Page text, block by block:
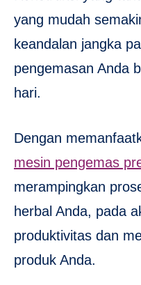
yang mudah
keandalan jangka
pengemasan Anda
hari.
Dengan
mesin pengemas
merampingkan
herbal Anda, pada
produktivitas dan
produk Anda.